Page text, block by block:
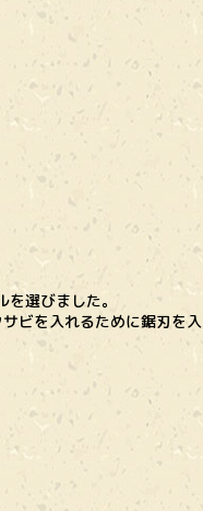
選びました。
ビを入れるために鋸刃を入